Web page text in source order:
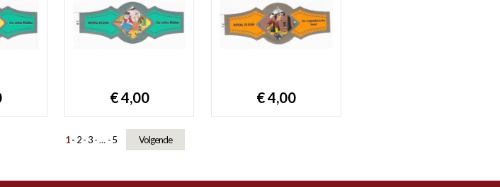
€ 4,00 € 4,00
1 2 3 ... 5 Volgende